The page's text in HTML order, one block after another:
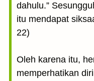
dahulu.”
itu mendapat
22)
Oleh karena itu,
memperhatikan